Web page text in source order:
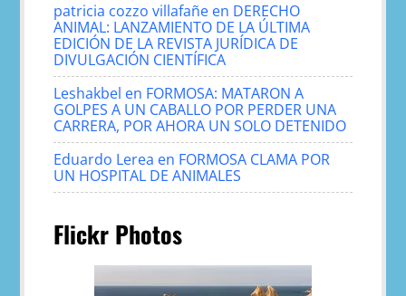
patricia cozzo villafañe en DERECHO
ANIMAL: LANZAMIENTO DE LA ÚLTIMA
EDICIÓN DE LA REVISTA JURÍDICA DE
DIVULGACIÓN CIENTÍFICA
Leshakbel en FORMOSA: MATARON A
GOLPES A UN CABALLO POR PERDER UNA
CARRERA, POR AHORA UN SOLO DETENIDO
Eduardo Lerea en FORMOSA CLAMA POR
UN HOSPITAL DE ANIMALES
Flickr Photos